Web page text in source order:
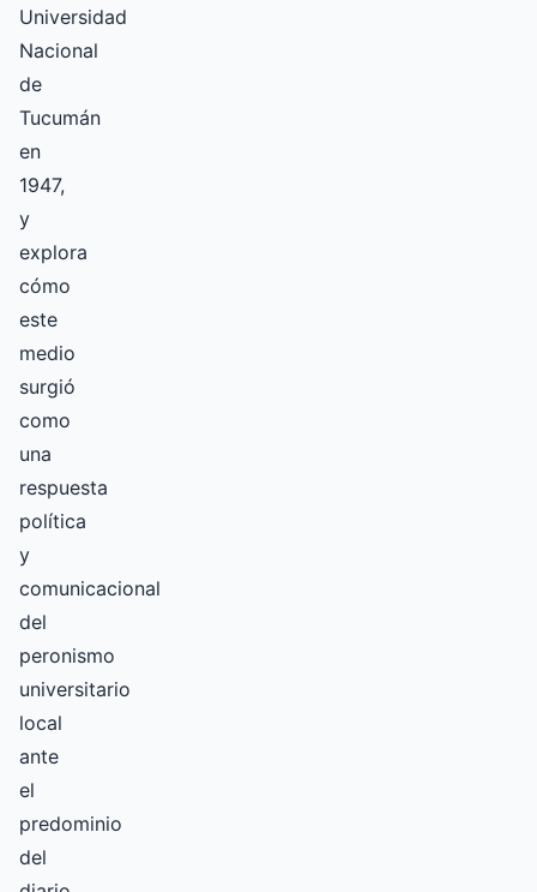
Universidad
Nacional
de
Tucumán
en
1947,
y
explora
cómo
este
medio
surgió
como
una
respuesta
política
y
comunicacional
del
peronismo
universitario
local
ante
el
predominio
del